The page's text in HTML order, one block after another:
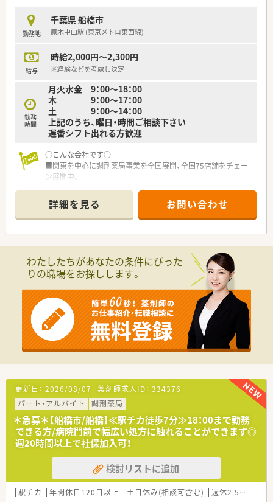
なタイプの薬局があり、活躍の場が幅広く用意されております。
ご希望の方には在宅医療の分野などへ進んでいくことも可能で、
薬剤師としてスキルアップを目指していけます。
<充実の福利厚生>
■くるみんマーク認定企業。時短や男性の育児休業も推奨して
■社員表彰制度、永年勤続表彰あり…頑張った分評価していただ
ける環境です。
■従業員割引制度もございます。
<スキルアップしていける環境>
鑽に励むことが可能です。
オンライン講座や医薬品メーカーや薬剤師会の勉強内等もあり
日々勉強を重ねていける環境です。
勤務地
千葉県 船橋市
原木中山駅 (東京メトロ東西線)
給与
時給2,000円～2,300円
※経験などを考慮し決定
勤務
時間
月火水金 9：00～18：00
木 9：00～17：00
土 9：00～14：00
上記のうち、曜日・時間ご相談下さい
遅番シフト出れる方歓迎
○こんな会社です○
■関東を中心に調剤薬局事業を全国展開、全国75店舗をチェー
ン展開中。
療ビレッジの企画開発にも着手している会社です
■薬剤師による化粧品・健康食品の自社開発も手掛け、広い分野
で活躍されています。
■1990年に全国初の医療モールを誕生させた会社です。
詳細を見る お問い合わせ
わたしたちがあなたの条件にぴった
りの職場をお探しします。
更新日： 2026/08/07 薬剤師求人ID： 334376
パート・アルバイト
調剤薬局
＊急募＊【船橋市/船橋】≪駅チカ徒歩7分≫18：00まで勤務
できる方/病院門前で幅広い処方に触れることができます◎
週20時間以上で社保加入可！
検討リストに追加
駅チカ 年間休日120日以上 土日休み(相談可含む) 週休2.5日以上